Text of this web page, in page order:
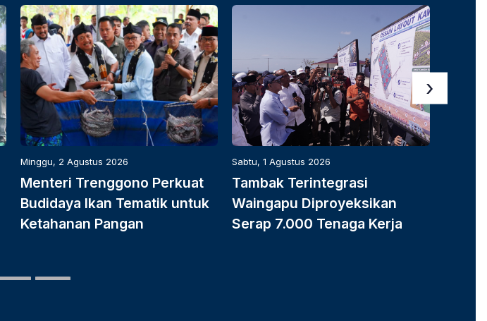
Minggu, 2 Agustus 2026
Menteri Trenggono Perkuat
Budidaya Ikan Tematik untuk
Ketahanan Pangan
Sabtu, 1 Agustus 2026
Tambak Terintegrasi
Waingapu Diproyeksikan
Serap 7.000 Tenaga Kerja
›